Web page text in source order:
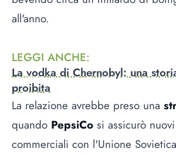
all'anno.
LEGGI ANCHE:
La vodka di Chernobyl: una
proibita
La relazione avrebbe preso una
quando PepsiCo si assicurò
commerciali con l'Unione